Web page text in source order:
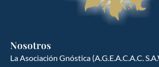
Nosotros
La Asociación Gnóstica (A.G.E.A.C.A.C.